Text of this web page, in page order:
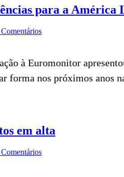
para a América
à Euromonitor
forma nos próximos anos
em alta